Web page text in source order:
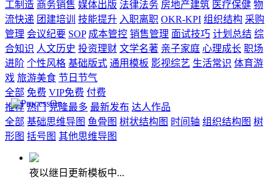
工制造 商务销售 媒体出版 法律法务 房地产建筑 医疗保健 物
流快递 团建培训 技能提升 入职离职 OKR-KPI 组织结构 采购
管理 会议纪要 SOP 成本管控 销售管理 面试技巧 计划总结 综
合知识 人文历史 投资理财 文学名著 亲子家庭 心理成长 职场
进阶 个性风格 基础版式 通用模板 影视综艺 生活常识 体育游
戏 旅游美食 节日节气
全部 免费 VIP免费 付费
推荐 热门 克隆最多 最新发布 达人作品
全部 基础思维导图 鱼骨图 树状结构图 时间轴 组织结构图 树
形图 括号图 其他思维导图
夜以继日更新模板中...